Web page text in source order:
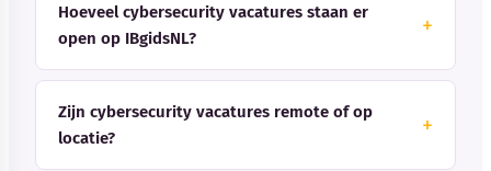
Hoeveel cybersecurity vacatures staan er
open op IBgidsNL?
Zijn cybersecurity vacatures remote of op
locatie?